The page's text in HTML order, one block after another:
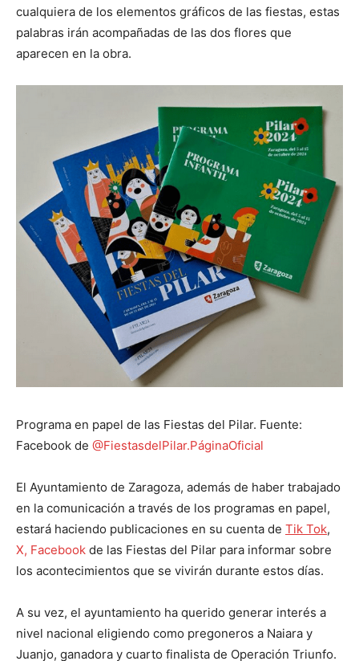
cualquiera de los elementos gráficos de las fiestas, estas
palabras irán acompañadas de las dos flores que
aparecen en la obra.
Programa en papel de las Fiestas del Pilar. Fuente:
Facebook de @FiestasdelPilar.PáginaOficial
El Ayuntamiento de Zaragoza, además de haber trabajado
en la comunicación a través de los programas en papel,
estará haciendo publicaciones en su cuenta de Tik Tok,
X, Facebook de las Fiestas del Pilar para informar sobre
los acontecimientos que se vivirán durante estos días.
A su vez, el ayuntamiento ha querido generar interés a
nivel nacional eligiendo como pregoneros a Naiara y
Juanjo, ganadora y cuarto finalista de Operación Triunfo.